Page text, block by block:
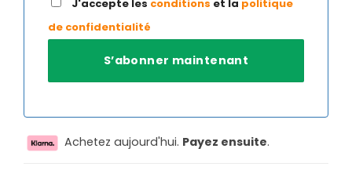
J'accepte les conditions et la politique
de confidentialité
Achetez aujourd'hui. Payez ensuite.